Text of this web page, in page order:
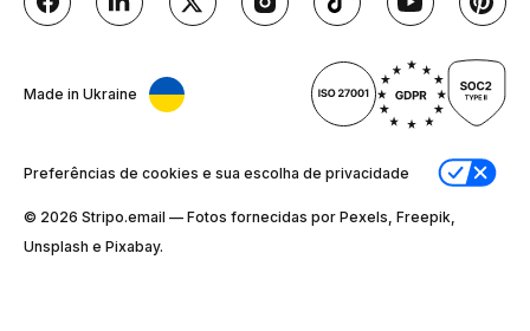
Made in Ukraine
Preferências de cookies e sua escolha de privacidade
© 2026 Stripо.email — Fotos fornecidas por Pexels, Freepik,
Unsplash e Pixabay.